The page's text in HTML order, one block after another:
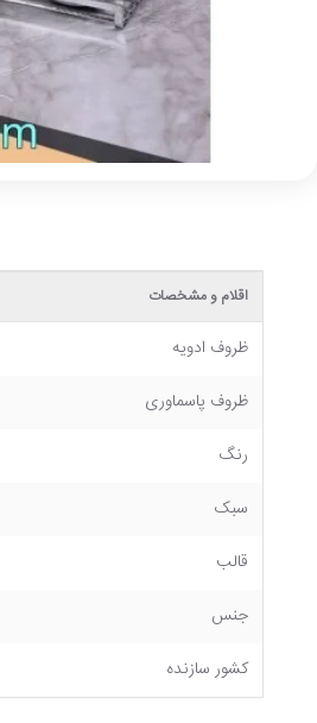
اقلام و مشخصات
ظروف ادویه
ظروف پاسماوری
رنگ
سبک
قالب
جنس
کشور سازنده